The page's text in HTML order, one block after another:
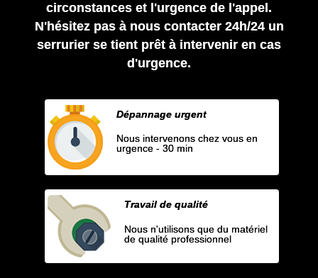
circonstances et l'urgence de l'appel.
N'hésitez pas à nous contacter 24h/24 un
serrurier se tient prêt à intervenir en cas
d'urgence.
Dépannage urgent
Nous intervenons chez vous en
urgence - 30 min
Travail de qualité
Nous n'utilisons que du matériel
de qualité professionnel